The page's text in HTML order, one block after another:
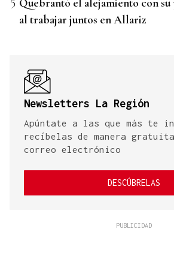
al trabajar juntos en Allariz
Newsletters La Región
Apúntate a las que más te
recíbelas de manera
correo electrónico
DESCÚBRELAS